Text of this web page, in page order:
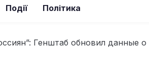
Події Політика